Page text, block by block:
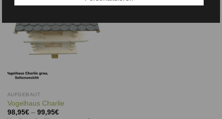
AUFGEBAUT
Vogelhaus Charlie
98,95€– 99,95€